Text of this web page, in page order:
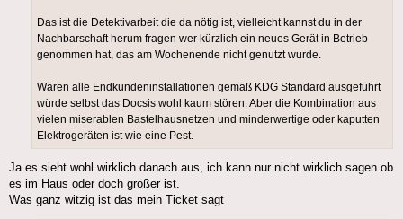
Das ist die Detektivarbeit die da nötig ist, vielleicht kannst du in der
Nachbarschaft herum fragen wer kürzlich ein neues Gerät in Betrieb
genommen hat, das am Wochenende nicht genutzt wurde.
Wären alle Endkundeninstallationen gemäß KDG Standard ausgeführt
würde selbst das Docsis wohl kaum stören. Aber die Kombination aus
vielen miserablen Bastelhausnetzen und minderwertige oder kaputten
Elektrogeräten ist wie eine Pest.
Ja es sieht wohl wirklich danach aus, ich kann nur nicht wirklich sagen ob
es im Haus oder doch größer ist.
Was ganz witzig ist das mein Ticket sagt